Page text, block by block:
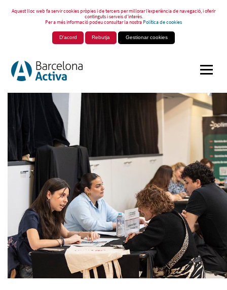
Aquest lloc web fa servir cookies pròpies i de tercers per millorar l’experiència de navegació, i oferir
continguts i serveis d’interès.
Per a més informació podeu consultar la nostraPolítica de cookies
D'acord Rebutja Gestionar cookies